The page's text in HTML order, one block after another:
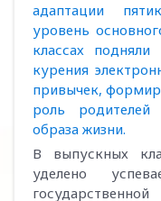
адаптации
уровень
классах
курения
привычек,
роль
образа жизни.
В выпускных
уделено